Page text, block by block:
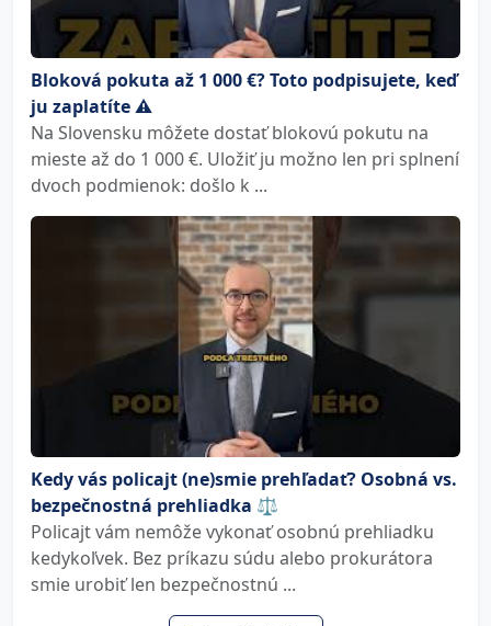
Bloková pokuta až 1 000 €? Toto podpisujete, keď
ju zaplatíte ⚠️
Na Slovensku môžete dostať blokovú pokutu na
mieste až do 1 000 €. Uložiť ju možno len pri splnení
dvoch podmienok: došlo k ...
Kedy vás policajt (ne)smie prehľadať? Osobná vs.
bezpečnostná prehliadka ⚖️
Policajt vám nemôže vykonať osobnú prehliadku
kedykoľvek. Bez príkazu súdu alebo prokurátora
smie urobiť len bezpečnostnú ...